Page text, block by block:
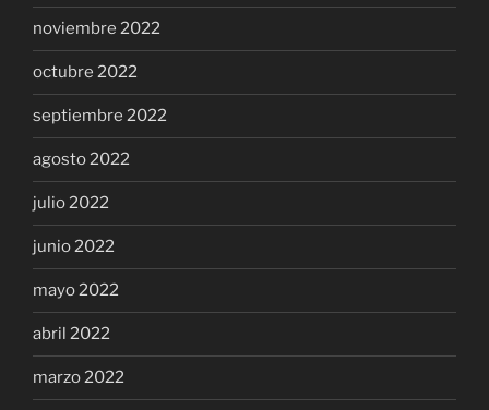
noviembre 2022
octubre 2022
septiembre 2022
agosto 2022
julio 2022
junio 2022
mayo 2022
abril 2022
marzo 2022